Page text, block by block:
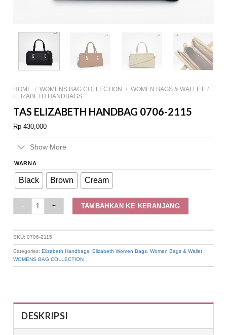
HOME / WOMENS BAG COLLECTION / WOMEN BAGS & WALLET /
ELIZABETH HANDBAGS
TAS ELIZABETH HANDBAG 0706-2115
Rp 430,000
Show More
WARNA
Black Brown Cream
TAMBAHKAN KE KERANJANG
SKU:0706-2115
Categories:Elizabeth Handbags ,Elizabeth Women Bags ,Women Bags & Wallet
WOMENS BAG COLLECTION
DESKRIPSI